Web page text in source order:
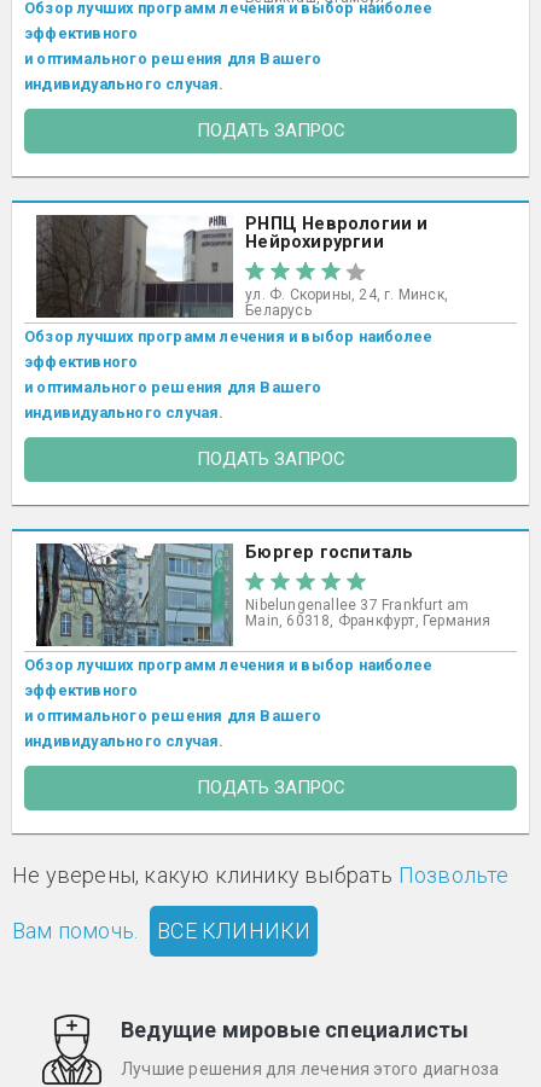
Обзор лучших программ лечения и выбор наиболее
эффективного
и оптимального решения для Вашего
индивидуального случая.
ПОДАТЬ ЗАПРОС
РНПЦ Неврологии и
Нейрохирургии
ул. Ф. Скорины, 24, г. Минск,
Беларусь
Обзор лучших программ лечения и выбор наиболее
эффективного
и оптимального решения для Вашего
индивидуального случая.
ПОДАТЬ ЗАПРОС
Бюргер госпиталь
Nibelungenallee 37 Frankfurt am
Main, 60318, Франкфурт, Германия
Обзор лучших программ лечения и выбор наиболее
эффективного
и оптимального решения для Вашего
индивидуального случая.
ПОДАТЬ ЗАПРОС
Не уверены, какую клинику выбрать Позвольте
Вам помочь. ВСЕ КЛИНИКИ
Ведущие мировые специалисты
Лучшие решения для лечения этого диагноза